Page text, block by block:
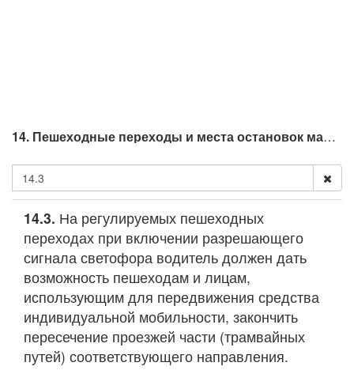
14. Пешеходные переходы и места остановок маршрутных транспортных средств
14.3. На регулируемых пешеходных
переходах при включении разрешающего
сигнала светофора водитель должен дать
возможность пешеходам и лицам,
использующим для передвижения средства
индивидуальной мобильности, закончить
пересечение проезжей части (трамвайных
путей) соответствующего направления.